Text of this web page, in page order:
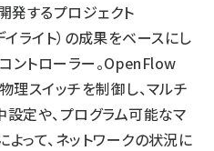
発するプロジェクト
ライト）の成果をベースにし
ントローラー。OpenFlow
理スイッチを制御し、マルチ
設定や、プログラム可能なマ
よって、ネットワークの状況に